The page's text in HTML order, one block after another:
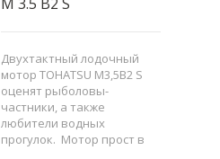
Двухтактный лодочный
мотор TOHATSU M3,5B2 S
оценят рыболовы-
частники, а также
любители водных
прогулок. Мотор прост в